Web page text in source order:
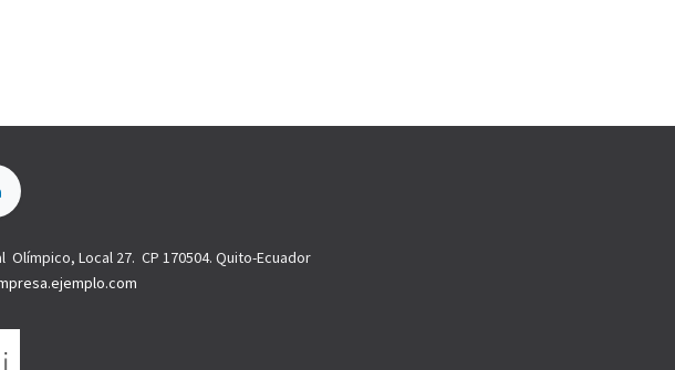
Olímpico, Local 27. CP 170504. Quito-Ecuador